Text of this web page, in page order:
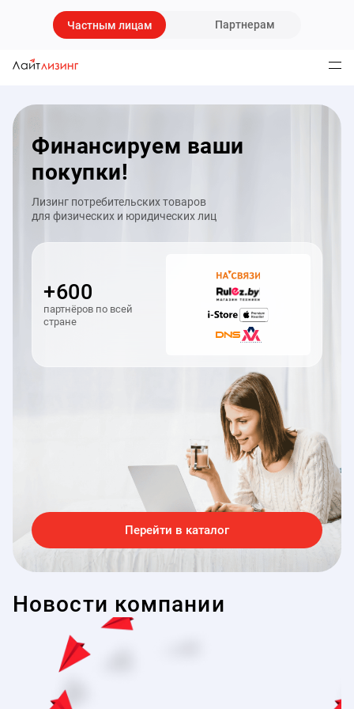
Частным лицам Партнерам
Финансируем ваши
покупки!
Лизинг потребительских товаров
для физических и юридических лиц
+600
партнёров по всей
стране
Перейти в каталог
Новости компании